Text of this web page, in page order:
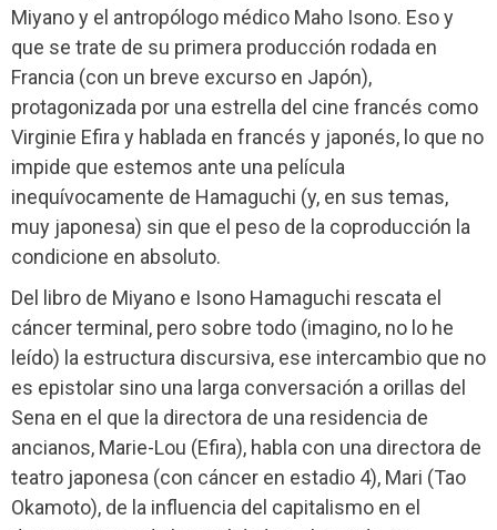
Miyano y el antropólogo médico Maho Isono. Eso y
que se trate de su primera producción rodada en
Francia (con un breve excurso en Japón),
protagonizada por una estrella del cine francés como
Virginie Efira y hablada en francés y japonés, lo que no
impide que estemos ante una película
inequívocamente de Hamaguchi (y, en sus temas,
muy japonesa) sin que el peso de la coproducción la
condicione en absoluto.
Del libro de Miyano e Isono Hamaguchi rescata el
cáncer terminal, pero sobre todo (imagino, no lo he
leído) la estructura discursiva, ese intercambio que no
es epistolar sino una larga conversación a orillas del
Sena en el que la directora de una residencia de
ancianos, Marie-Lou (Efira), habla con una directora de
teatro japonesa (con cáncer en estadio 4), Mari (Tao
Okamoto), de la influencia del capitalismo en el